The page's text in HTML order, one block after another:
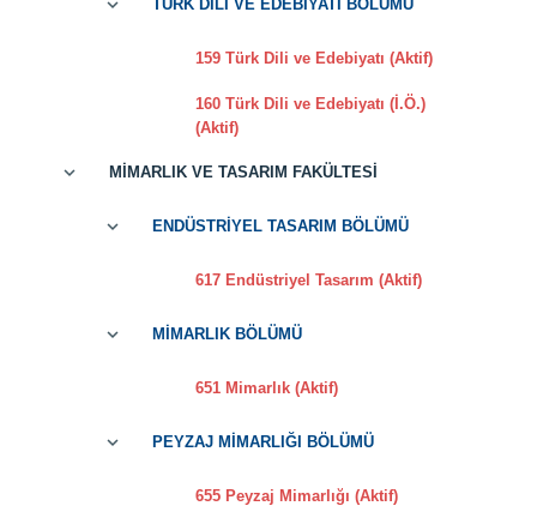
TÜRK DİLİ VE EDEBİYATI BÖLÜMÜ
159 Türk Dili ve Edebiyatı (Aktif)
160 Türk Dili ve Edebiyatı (İ.Ö.)
(Aktif)
MİMARLIK VE TASARIM FAKÜLTESİ
ENDÜSTRİYEL TASARIM BÖLÜMÜ
617 Endüstriyel Tasarım (Aktif)
MİMARLIK BÖLÜMÜ
651 Mimarlık (Aktif)
PEYZAJ MİMARLIĞI BÖLÜMÜ
655 Peyzaj Mimarlığı (Aktif)